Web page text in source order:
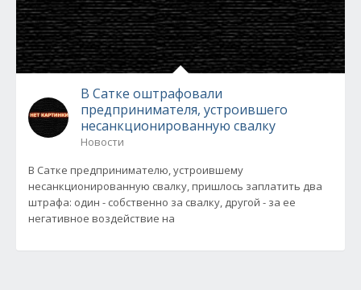
В Сатке оштрафовали
предпринимателя, устроившего
несанкционированную свалку
Новости
В Сатке предпринимателю, устроившему
несанкционированную свалку, пришлось заплатить два
штрафа: один - собственно за свалку, другой - за ее
негативное воздействие на